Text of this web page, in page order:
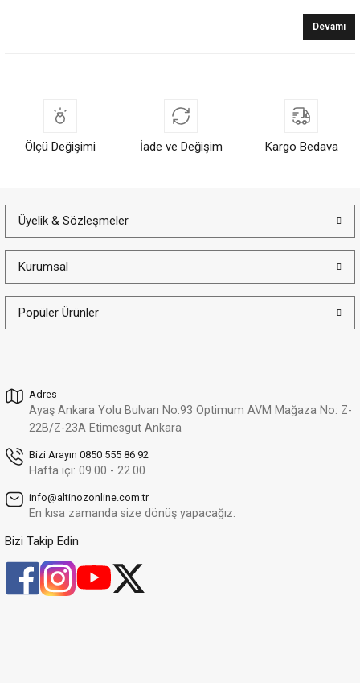
Devamı
Ölçü Değişimi İade ve Değişim Kargo Bedava
Adres
Ayaş Ankara Yolu Bulvarı No:93 Optimum AVM Mağaza No: Z-
22B/Z-23A Etimesgut Ankara
Bizi Arayın 0850 555 86 92
Hafta içi: 09.00 - 22.00
info@altinozonline.com.tr
En kısa zamanda size dönüş yapacağız.
Bizi Takip Edin
Üyelik & Sözleşmeler
Kurumsal
Popüler Ürünler